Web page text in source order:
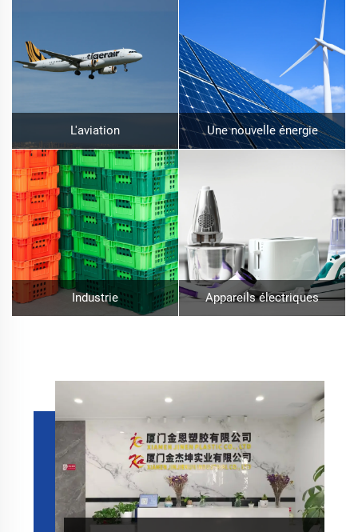
L'aviation Une nouvelle énergie
Industrie Appareils électriques